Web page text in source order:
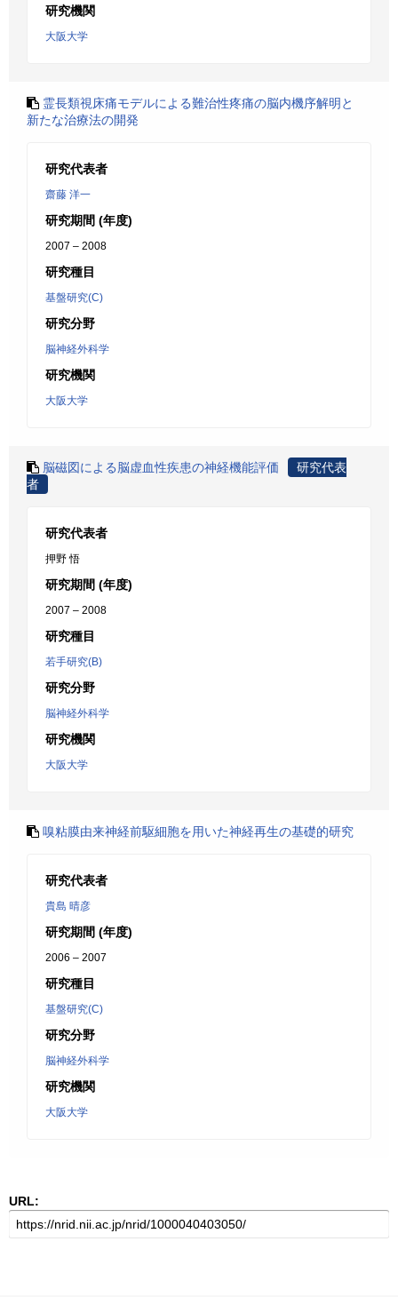
研究機関
大阪大学
霊長類視床痛モデルによる難治性疼痛の脳内機序解明と
新たな治療法の開発
研究代表者
齋藤 洋一
研究期間 (年度)
2007 – 2008
研究種目
基盤研究(C)
研究分野
脳神経外科学
研究機関
大阪大学
脳磁図による脳虚血性疾患の神経機能評価
研究代表
者
研究代表者
押野 悟
研究期間 (年度)
2007 – 2008
研究種目
若手研究(B)
研究分野
脳神経外科学
研究機関
大阪大学
嗅粘膜由来神経前駆細胞を用いた神経再生の基礎的研究
研究代表者
貴島 晴彦
研究期間 (年度)
2006 – 2007
研究種目
基盤研究(C)
研究分野
脳神経外科学
研究機関
大阪大学
URL: